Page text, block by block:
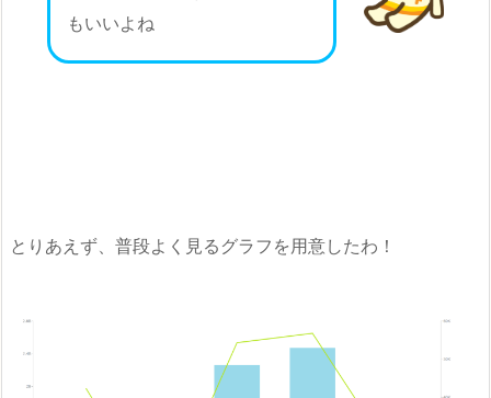
もいいよね
とりあえず、普段よく見るグラフを用意したわ！